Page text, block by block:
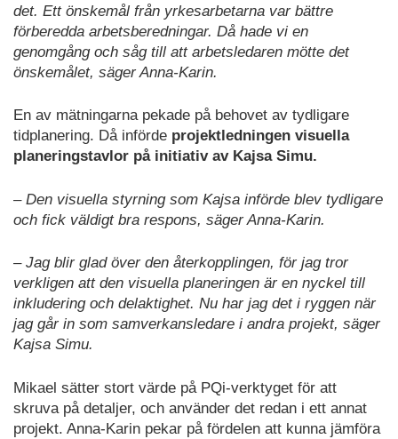
det. Ett önskemål från yrkesarbetarna var bättre
förberedda arbetsberedningar. Då hade vi en
genomgång och såg till att arbetsledaren mötte det
önskemålet, säger Anna-Karin.
En av mätningarna pekade på behovet av tydligare
tidplanering. Då införde projektledningen visuella
planeringstavlor på initiativ av Kajsa Simu.
– Den visuella styrning som Kajsa införde blev tydligare
och fick väldigt bra respons, säger Anna-Karin.
– Jag blir glad över den återkopplingen, för jag tror
verkligen att den visuella planeringen är en nyckel till
inkludering och delaktighet. Nu har jag det i ryggen när
jag går in som samverkansledare i andra projekt, säger
Kajsa Simu.
Mikael sätter stort värde på PQi-verktyget för att
skruva på detaljer, och använder det redan i ett annat
projekt. Anna-Karin pekar på fördelen att kunna jämföra